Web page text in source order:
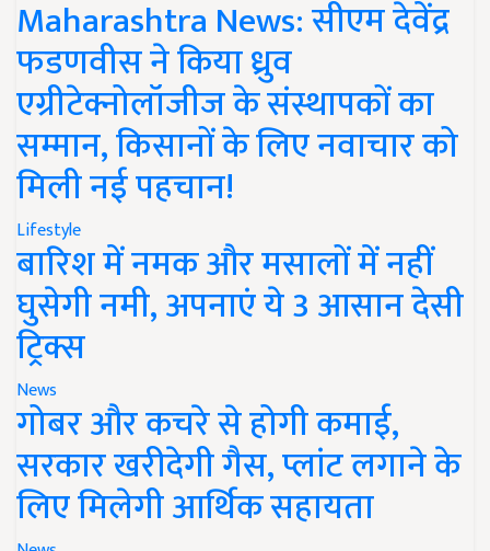
Maharashtra News: सीएम देवेंद्र
फडणवीस ने किया ध्रुव
एग्रीटेक्नोलॉजीज के संस्थापकों का
सम्मान, किसानों के लिए नवाचार को
मिली नई पहचान!
Lifestyle
बारिश में नमक और मसालों में नहीं
घुसेगी नमी, अपनाएं ये 3 आसान देसी
ट्रिक्स
News
गोबर और कचरे से होगी कमाई,
सरकार खरीदेगी गैस, प्लांट लगाने के
लिए मिलेगी आर्थिक सहायता